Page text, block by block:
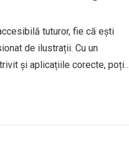
tuturor, fie că ești
de ilustrații. Cu un
și aplicațiile corecte, poți